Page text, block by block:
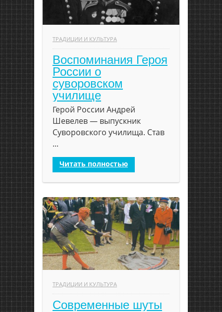
ТРАДИЦИИ И КУЛЬТУРА
Воспоминания Героя
России о
суворовском
училище
Герой России Андрей
Шевелев — выпускник
Суворовского училища. Став
...
Читать полностью
ТРАДИЦИИ И КУЛЬТУРА
Современные шуты